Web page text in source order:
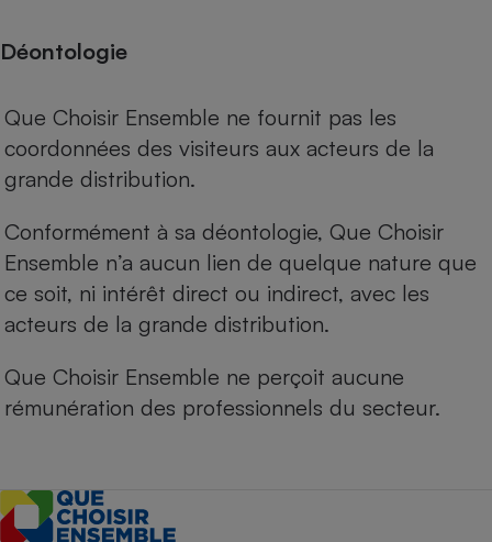
Déontologie
Que Choisir Ensemble ne fournit pas les
coordonnées des visiteurs aux acteurs de la
grande distribution.
Conformément à sa déontologie, Que Choisir
Ensemble n’a aucun lien de quelque nature que
ce soit, ni intérêt direct ou indirect, avec les
acteurs de la grande distribution.
Que Choisir Ensemble ne perçoit aucune
rémunération des professionnels du secteur.